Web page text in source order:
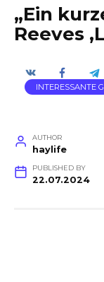
„Ein
Reeves
INTERESSANTE
AUTHOR
haylife
PUBLISHED BY
22.07.2024